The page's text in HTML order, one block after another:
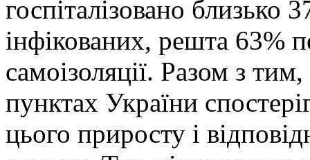
госпіталізовано близько
інфікованих, решта 63%
самоізоляції. Разом з
пунктах України
цього приросту і